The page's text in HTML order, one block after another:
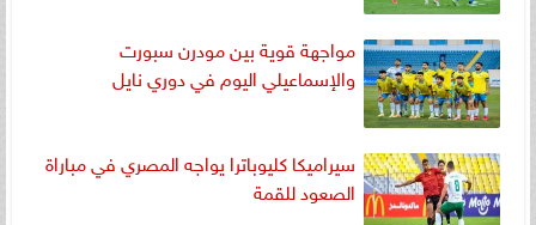
مواجهة قوية بين مودرن سبورت
والإسماعيلي اليوم في دوري نايل
سيراميكا كليوباترا يواجه المصري في مباراة
الصعود للقمة